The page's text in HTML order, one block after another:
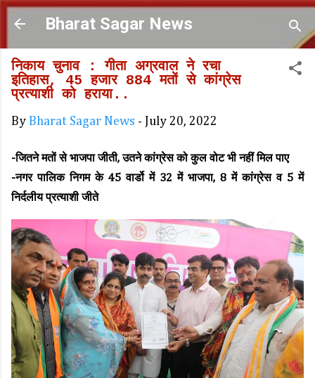
Skip to main content
Bharat Sagar News
निकाय चुनाव : गीता अग्रवाल ने रचा
इतिहास, 45 हजार 884 मतों से कांग्रेस
प्रत्याशी को हराया..
By Bharat Sagar News - July 20, 2022
-जितने मतों से भाजपा जीती, उतने कांग्रेस को कुल वोट भी नहीं मिल पाए
-नगर पालिक निगम के 45 वार्डो में 32 में भाजपा, 8 में कांग्रेस व 5 में
निर्दलीय प्रत्याशी जीते